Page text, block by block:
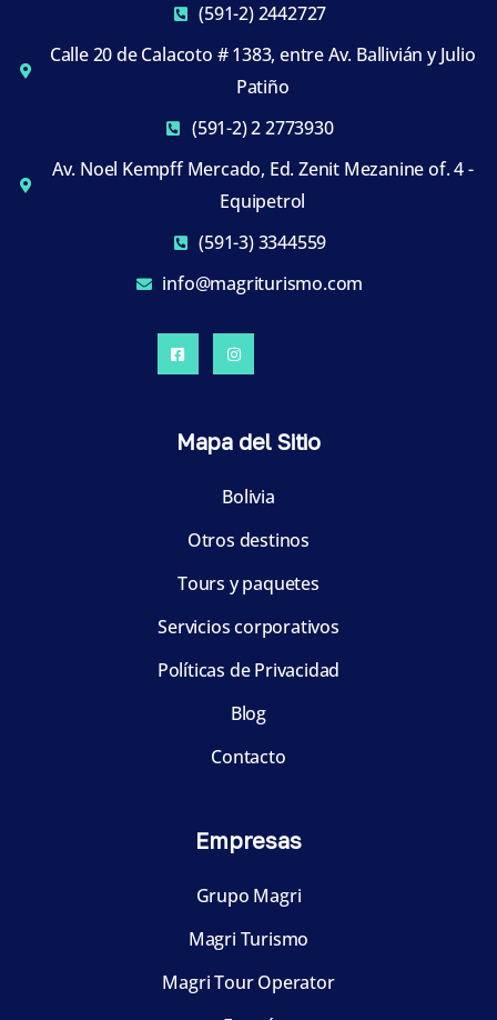
(591-2) 2442727
Calle 20 de Calacoto # 1383, entre Av. Ballivián y Julio
Patiño
(591-2) 2 2773930
Av. Noel Kempff Mercado, Ed. Zenit Mezanine of. 4 -
Equipetrol
(591-3) 3344559
info@magriturismo.com
Mapa del Sitio
Bolivia
Otros destinos
Tours y paquetes
Servicios corporativos
Políticas de Privacidad
Blog
Contacto
Empresas
Grupo Magri
Magri Turismo
Magri Tour Operator